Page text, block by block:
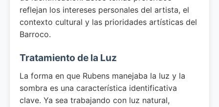
reflejan los intereses personales del artista, el
contexto cultural y las prioridades artísticas del
Barroco.
Tratamiento de la Luz
La forma en que Rubens manejaba la luz y la
sombra es una característica identificativa
clave. Ya sea trabajando con luz natural,